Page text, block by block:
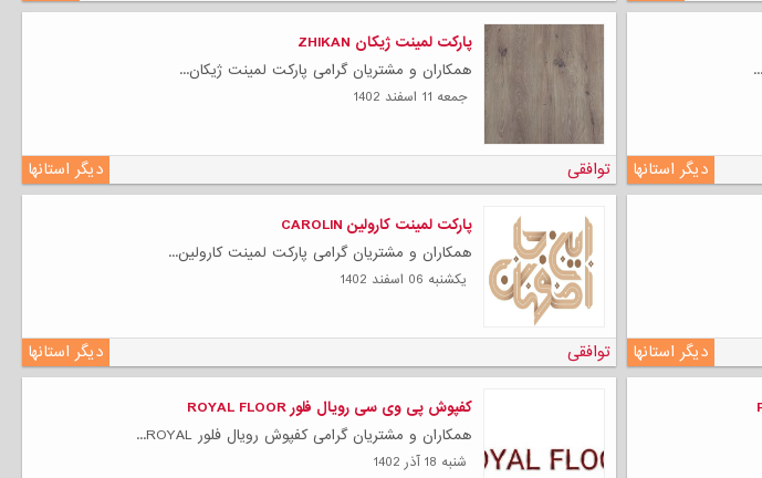
دیگر استانها
پارکت لمینت ژیکان ZHIKAN
همکاران و مشتریان گرامی پارکت لمینت ژیکان...
جمعه 11 اسفند 1402
دیگر استانها توافقی
دیگر استانها
پارکت لمینت کارولین CAROLIN
همکاران و مشتریان گرامی پارکت لمینت کارولین...
يكشنبه 06 اسفند 1402
دیگر استانها توافقی
کفپوش پی وی سی رویال فلور ROYAL FLOOR
همکاران و مشتریان گرامی کفپوش رویال فلور ROYAL...
شنبه 18 آذر 1402